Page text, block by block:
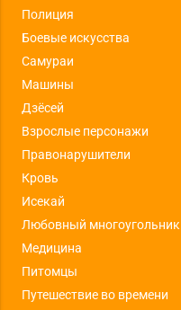
Полиция
Боевые искусства
Самураи
Машины
Дзёсей
Взрослые персонажи
Правонарушители
Кровь
Исекай
Любовный многоугольник
Медицина
Питомцы
Путешествие во времени